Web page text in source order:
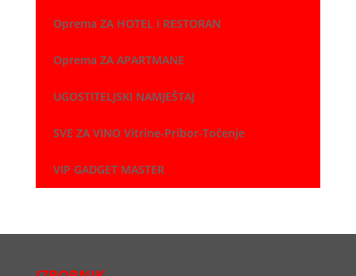
Oprema ZA HOTEL i RESTORAN
Oprema ZA APARTMANE
UGOSTITELJSKI NAMJEŠTAJ
SVE ZA VINO Vitrine-Pribor-Točenje
VIP GADGET MASTER